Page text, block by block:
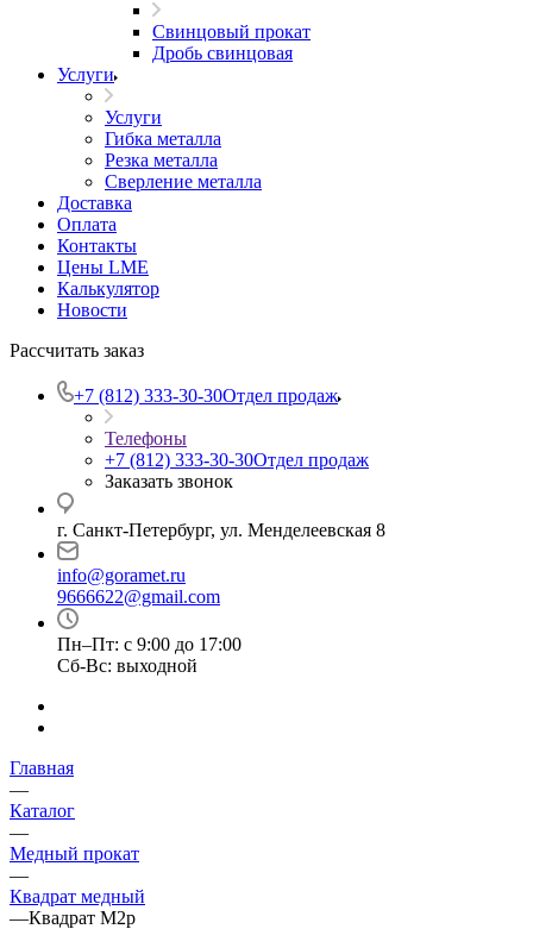
Свинцовый прокат
Дробь свинцовая
Услуги
Услуги
Гибка металла
Резка металла
Сверление металла
Доставка
Оплата
Контакты
Цены LME
Калькулятор
Новости
Рассчитать заказ
+7 (812) 333-30-30Отдел продаж
Телефоны
+7 (812) 333-30-30Отдел продаж
Заказать звонок
г. Санкт-Петербург, ул. Менделеевская 8
info@goramet.ru
9666622@gmail.com
Пн–Пт: с 9:00 до 17:00
Сб-Вс: выходной
Главная
—
Каталог
—
Медный прокат
—
Квадрат медный
—Квадрат М2р